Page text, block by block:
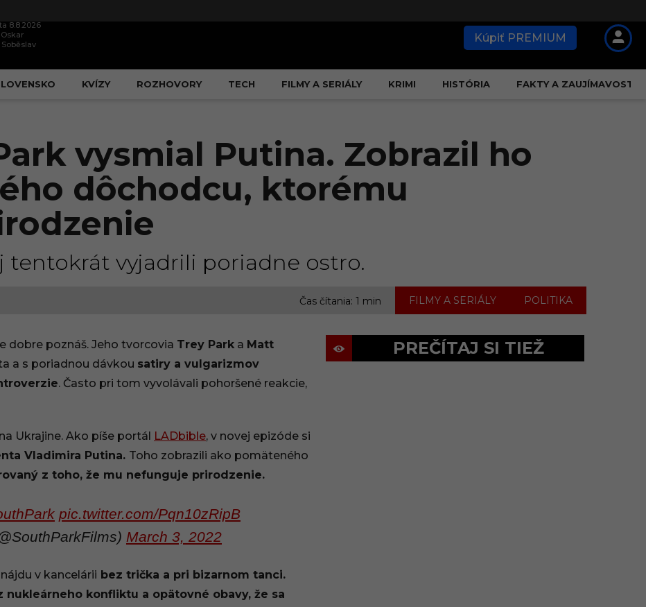
8.8.2026
Oskar
Soběslav Kúpiť PREMIUM
KVÍZY ROZHOVORY TECH FILMY A SERIÁLY KRIMI HISTÓRIA FAKTY A ZAUJÍMAVOSTI
vysmial Putina. Zobrazil ho
dôchodcu, ktorému
tentokrát vyjadrili poriadne ostro.
Čas čítania: 1 min FILMY A SERIÁLY POLITIKA
dobre poznáš. Jeho tvorcovia Trey Park a Matt
a s poriadnou dávkou satiry a vulgarizmov
. Často pri tom vyvolávali pohoršené reakcie,
Ukrajine. Ako píše portál LADbible, v novej epizóde si
Vladimira Putina. Toho zobrazili ako pomäteného
z toho, že mu nefunguje prirodzenie.
pic.twitter.com/Pqn10zRipB
March 3, 2022
v kancelárii bez trička a pri bizarnom tanci.
nukleárneho konfliktu a opätovné obavy, že sa
PREČÍTAJ SI TIEŽ